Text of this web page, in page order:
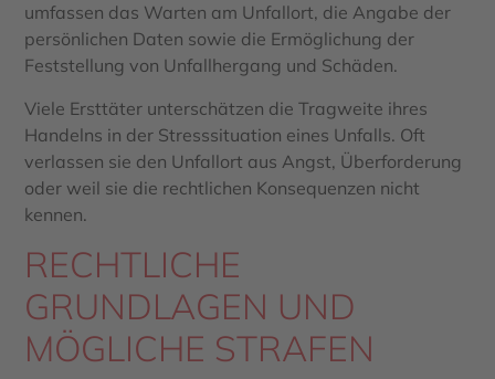
umfassen das Warten am Unfallort, die Angabe der
persönlichen Daten sowie die Ermöglichung der
Feststellung von Unfallhergang und Schäden.
Viele Ersttäter unterschätzen die Tragweite ihres
Handelns in der Stresssituation eines Unfalls. Oft
verlassen sie den Unfallort aus Angst, Überforderung
oder weil sie die rechtlichen Konsequenzen nicht
kennen.
RECHTLICHE
GRUNDLAGEN UND
MÖGLICHE STRAFEN